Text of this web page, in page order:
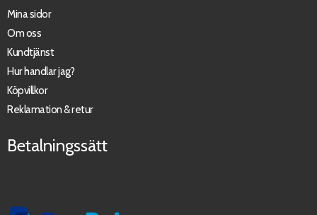
Mina sidor
Om oss
Kundtjänst
Hur handlar jag?
Köpvillkor
Reklamation & retur
Betalningssätt